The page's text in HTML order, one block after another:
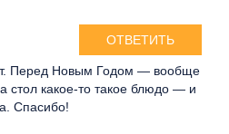
Перед Новым Годом — вообще
стол какое-то такое блюдо — и
Спасибо!
ОТВЕТИТЬ